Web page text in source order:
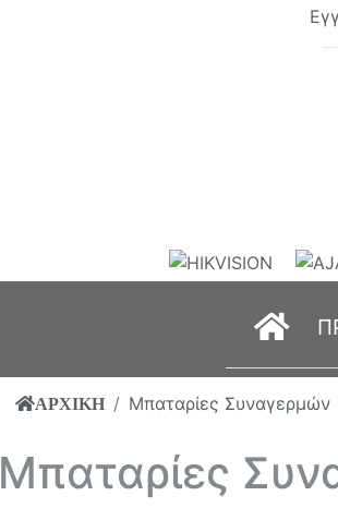
ΑΡΧΙΚΗ Μπαταρίες Συναγερμών
Μπαταρίες